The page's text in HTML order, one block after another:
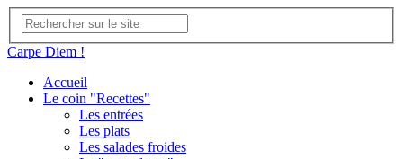
Carpe Diem !
Accueil
Le coin "Recettes"
Les entrées
Les plats
Les salades froides